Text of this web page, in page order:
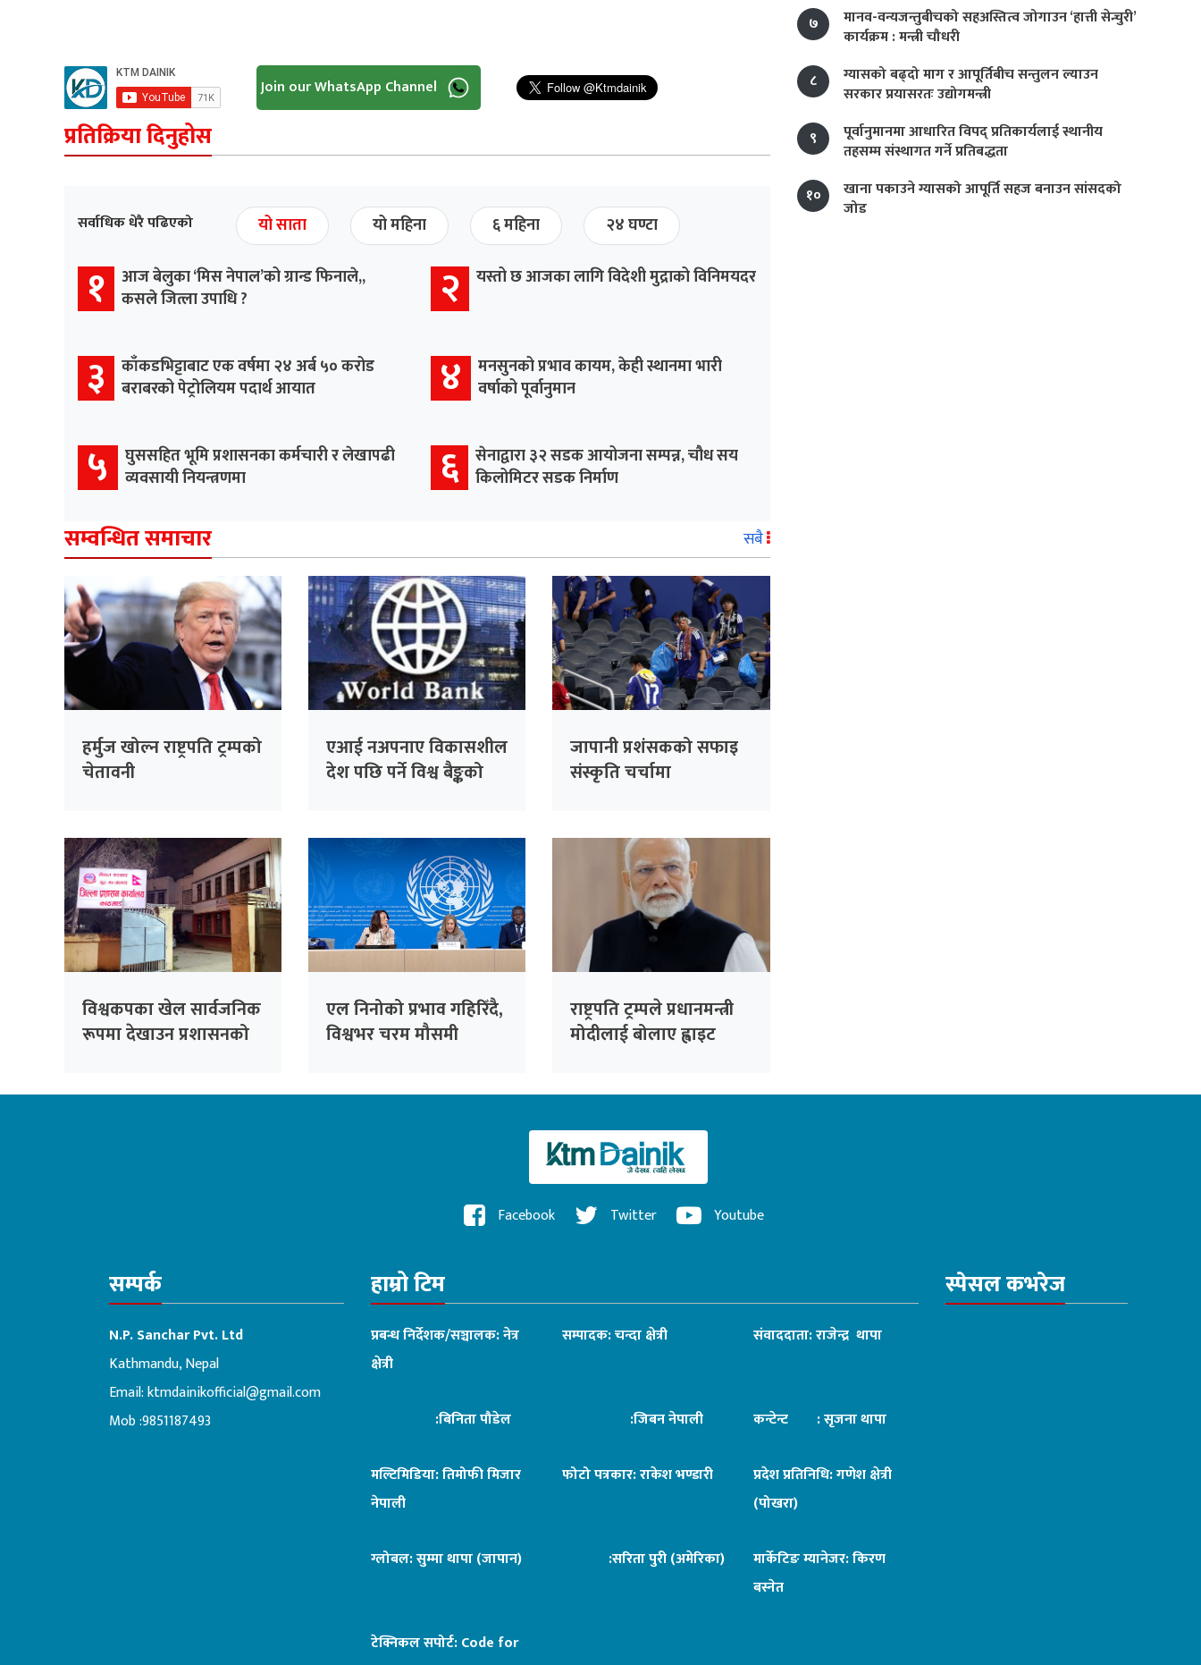
Join our WhatsApp Channel
प्रतिक्रिया दिनुहोस
सर्वाधिक धेरै पढिएको यो साता यो महिना ६ महिना २४ घण्टा
१
आज बेलुका ‘मिस नेपाल’को ग्रान्ड फिनाले,,
कसले जित्ला उपाधि ?
२ यस्तो छ आजका लागि विदेशी मुद्राको विनिमयदर
३
काँकडभिट्टाबाट एक वर्षमा २४ अर्ब ५० करोड
बराबरको पेट्रोलियम पदार्थ आयात
४
मनसुनको प्रभाव कायम, केही स्थानमा भारी
वर्षाको पूर्वानुमान
५
घुससहित भूमि प्रशासनका कर्मचारी र लेखापढी
व्यवसायी नियन्त्रणमा
६ सेनाद्वारा ३२ सडक आयोजना सम्पन्न, चौध सय
किलोमिटर सडक निर्माण
सम्वन्धित समाचार सबै
हर्मुज खोल्न राष्ट्रपति ट्रम्पको
चेतावनी
एआई नअपनाए विकासशील
देश पछि पर्ने विश्व बैङ्कको
जापानी प्रशंसकको सफाइ
संस्कृति चर्चामा
विश्वकपका खेल सार्वजनिक
रूपमा देखाउन प्रशासनको
एल निनोको प्रभाव गहिरिँदै,
विश्वभर चरम मौसमी
राष्ट्रपति ट्रम्पले प्रधानमन्त्री
मोदीलाई बोलाए ह्वाइट
७
मानव-वन्यजन्तुबीचको सहअस्तित्व जोगाउन ‘हात्ती सेन्चुरी’
कार्यक्रम : मन्त्री चौधरी
८
ग्यासको बढ्दो माग र आपूर्तिबीच सन्तुलन ल्याउन
सरकार प्रयासरतः उद्योगमन्त्री
९
पूर्वानुमानमा आधारित विपद् प्रतिकार्यलाई स्थानीय
तहसम्म संस्थागत गर्ने प्रतिबद्धता
१०
खाना पकाउने ग्यासको आपूर्ति सहज बनाउन सांसदको
जोड
Facebook Twitter Youtube
सम्पर्क
N.P. Sanchar Pvt. Ltd
Kathmandu, Nepal
Email:ktmdainikofficial@gmail.com
Mob :9851187493
हाम्रो टिम
प्रबन्ध निर्देशक/सञ्चालक: नेत्र
क्षेत्री
सम्पादक: चन्दा क्षेत्री संवाददाता: राजेन्द्र थापा
:बिनिता पौडेल :जिबन नेपाली कन्टेन्ट : सृजना थापा
मल्टिमिडिया: तिमोफी मिजार
नेपाली
फोटो पत्रकार: राकेश भण्डारी
प्रदेश प्रतिनिधि: गणेश क्षेत्री
(पोखरा)
ग्लोबल: सुम्मा थापा (जापान) :सरिता पुरी (अमेरिका)
मार्केटिङ म्यानेजर: किरण
बस्नेत
टेक्निकल सपोर्ट:Code for
स्पेसल कभरेज